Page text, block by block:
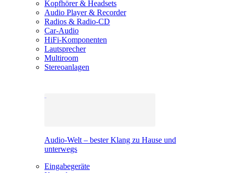
Kopfhörer & Headsets
Audio Player & Recorder
Radios & Radio-CD
Car-Audio
HiFi-Komponenten
Lautsprecher
Multiroom
Stereoanlagen
Audio-Welt – bester Klang zu Hause und
unterwegs
Eingabegeräte